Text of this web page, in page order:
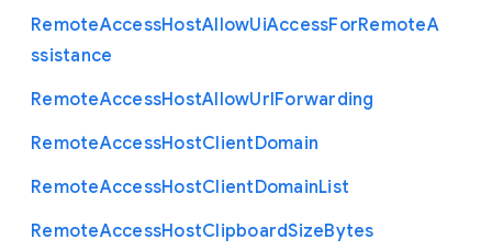
RemoteAccessHostAllowUiAccessForRemoteA
ssistance
RemoteAccessHostAllowUrlForwarding
RemoteAccessHostClientDomain
RemoteAccessHostClientDomainList
RemoteAccessHostClipboardSizeBytes